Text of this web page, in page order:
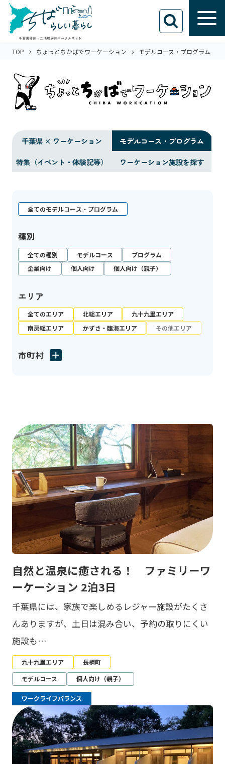
TOP ちょっとちかばでワーケーション モデルコース・プログラム
千葉県 × ワーケーション
モデルコース・プログラム
特集（イベント・体験記等）
ワーケーション施設を探す
全てのモデルコース・プログラム
種別
全ての種別 モデルコース
プログラム
企業向け
個人向け 個人向け（親子）
エリア
全てのエリア 北総エリア
九十九里エリア
南房総エリア
かずさ・臨海エリア その他エリア
市町村
自然と温泉に癒される！ ファミリーワ
ーケーション 2泊3日
千葉県には、家族で楽しめるレジャー施設がたくさ
んありますが、土日は混み合い、予約の取りにくい
施設も…
九十九里エリア
長柄町
モデルコース
個人向け（親子）
ワークライフバランス